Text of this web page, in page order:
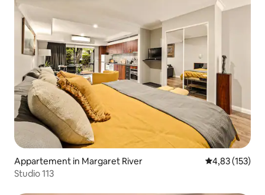
Appartement in Margaret River Gemiddelde
4,83 (153)
Studio 113